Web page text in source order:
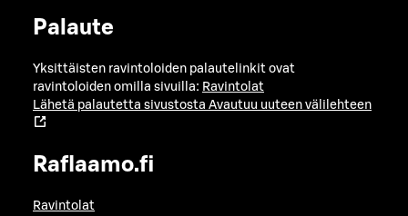
Palaute
Yksittäisten ravintoloiden palautelinkit ovat
ravintoloiden omilla sivuilla: Ravintolat
Lähetä palautetta sivustosta Avautuu uuteen välilehteen
Raflaamo.fi
Ravintolat